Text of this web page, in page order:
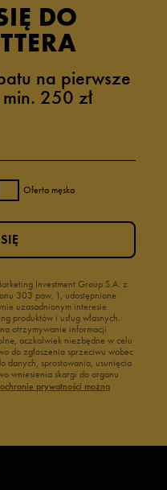
DO
na pierwsze
250 zł
Oferta męska
Investment Group S.A. z
303 paw. 1, udostępnione
uzasadnionym interesie
produktów i usług własnych.
otrzymywanie informacji
aczkolwiek niezbędne w celu
do zgłoszenia sprzeciwu wobec
danych, sprostowania, usunięcia
wniesienia skargi do organu
prywatności można